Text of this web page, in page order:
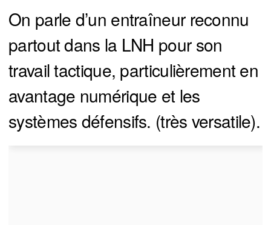
On parle d’un entraîneur reconnu
partout dans la LNH pour son
travail tactique, particulièrement en
avantage numérique et les
systèmes défensifs. (très versatile).